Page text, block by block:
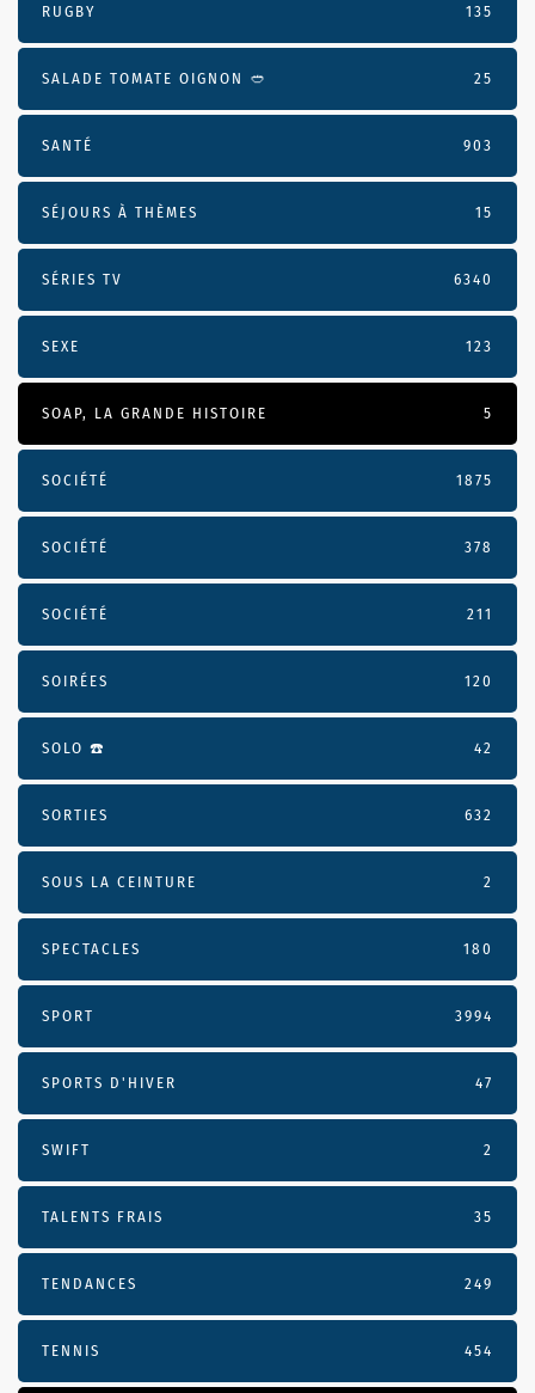
RUGBY 135
SALADE TOMATE OIGNON 🥙 25
SANTÉ 903
SÉJOURS À THÈMES 15
SÉRIES TV 6340
SEXE 123
SOAP, LA GRANDE HISTOIRE 5
SOCIÉTÉ 1875
SOCIÉTÉ 378
SOCIÉTÉ 211
SOIRÉES 120
SOLO ☎️ 42
SORTIES 632
SOUS LA CEINTURE 2
SPECTACLES 180
SPORT 3994
SPORTS D'HIVER 47
SWIFT 2
TALENTS FRAIS 35
TENDANCES 249
TENNIS 454